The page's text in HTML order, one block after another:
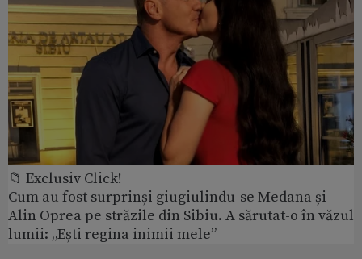
📁 Exclusiv Click!
Cum au fost surprinși giugiulindu-se Medana și
Alin Oprea pe străzile din Sibiu. A sărutat-o în văzul
lumii: „Ești regina inimii mele”